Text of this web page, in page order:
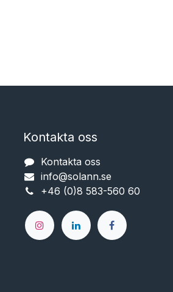
Kontakta oss
Kontakta oss
info@solann.se​​​​​​
+46 (0)8 583-560 60